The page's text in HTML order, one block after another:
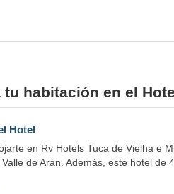
tu habitación en el
Hotel
en Rv Hotels Tuca de Vielha e
de Arán. Además, este hotel de